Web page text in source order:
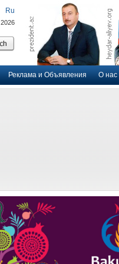
Реклама и Объявления О нас
Ru
, 2026